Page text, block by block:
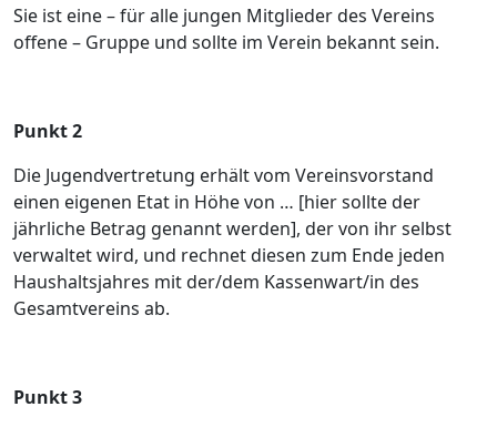
Sie ist eine – für alle jungen Mitglieder des Vereins
offene – Gruppe und sollte im Verein bekannt sein.
Punkt 2
Die Jugendvertretung erhält vom Vereinsvorstand
einen eigenen Etat in Höhe von … [hier sollte der
jährliche Betrag genannt werden], der von ihr selbst
verwaltet wird, und rechnet diesen zum Ende jeden
Haushaltsjahres mit der/dem Kassenwart/in des
Gesamtvereins ab.
Punkt 3